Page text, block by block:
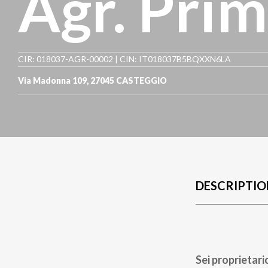
CIR: 018037-AGR-00002 | CIN: IT018037B5BQXXN6LA
Via Madonna 109, 27045 CASTEGGIO
Sei